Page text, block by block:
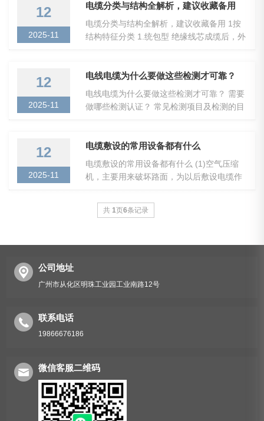
产的安全，...
12
2025-11
电缆分类与结构全解析，建议收藏备用
电缆分类与结构全解析，建议收藏备用 1按
结构特征分类 1.统包型 绝缘线芯成缆后，外
面包有统包绝缘，并置于同一内护套内。其
分相型 主要...
12
2025-11
电线电缆为什么要做这些检测才可靠？
电线电缆为什么要做这些检测才可靠？ 需要
做哪些检测认证？ 常见检测项目及检测的目
的： 1、电性能检测 主要有导体直流电阻、
试验，每...
12
2025-11
电缆敷设的常用设备都有什么
电缆敷设的常用设备都有什么 ​​​​​​​(1)空气压缩
机，主要用来破坏路面，为以后敷设电缆作
准备； (2)电动卷扬机或电缆牵引机，主要用
来拖电缆； (3)电缆输送机，配合牵引机...
共1页6条记录
公司地址
广州市从化区明珠工业园工业南路12号
联系电话
19866676186
微信客服二维码